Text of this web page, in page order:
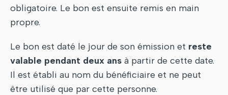
obligatoire. Le bon est ensuite remis en main
propre.
Le bon est daté le jour de son émission et reste
valable pendant deux ans à partir de cette date.
Il est établi au nom du bénéficiaire et ne peut
être utilisé que par cette personne.